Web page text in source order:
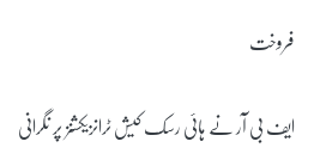
فروخت
ایف بی آر نے ہائی رسک کیش ٹرانزیکشنز پر نگرانی